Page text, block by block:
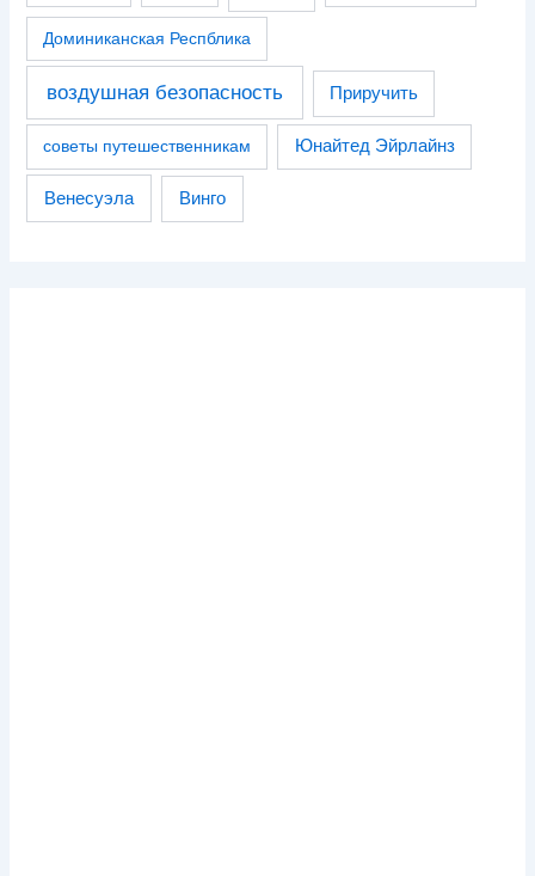
Доминиканская Респблика
воздушная безопасность Приручить
советы путешественникам Юнайтед Эйрлайнз
Венесуэла Винго